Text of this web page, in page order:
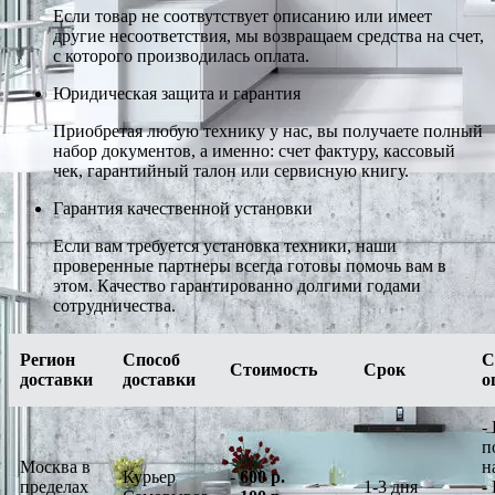
Если товар не соотвутствует описанию или имеет
другие несоответствия, мы возвращаем средства на счет,
с которого производилась оплата.
Юридическая защита и гарантия
Приобретая любую технику у нас, вы получаете полный
набор документов, а именно: счет фактуру, кассовый
чек, гарантийный талон или сервисную книгу.
Гарантия качественной установки
Если вам требуется установка техники, наши
проверенные партнеры всегда готовы помочь вам в
этом. Качество гарантированно долгими годами
сотрудничества.
Регион
доставки
Способ
доставки
Стоимость Срок
Москва в
пределах
Курьер
-600 р.
1-3 дня
-
-